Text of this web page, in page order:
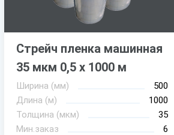
Стрейч пленка машинная
35 мкм 0,5 х 1000 м
Ширина (мм)
500
Длина (м)
1000
Толщина (мкм)
35
Мин.заказ
6